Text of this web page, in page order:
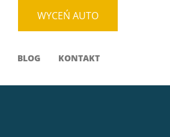
WYCEŃ AUTO
BLOG KONTAKT